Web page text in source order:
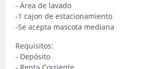
- Área de lavado
-1 cajon de estacionamiento
-Se acepta mascota mediana
Requisitos:
- Depósito